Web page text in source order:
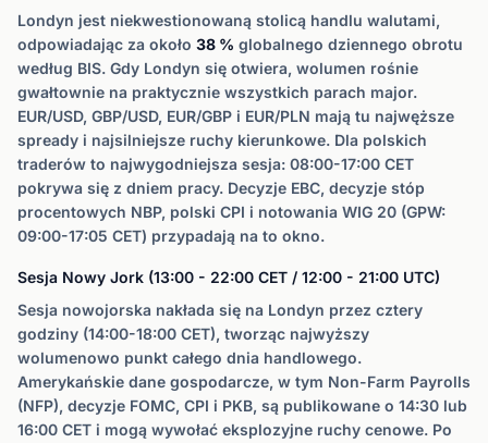
Londyn jest niekwestionowaną stolicą handlu walutami,
odpowiadając za około 38 % globalnego dziennego obrotu
według BIS. Gdy Londyn się otwiera, wolumen rośnie
gwałtownie na praktycznie wszystkich parach major.
EUR/USD, GBP/USD, EUR/GBP i EUR/PLN mają tu najwęższe
spready i najsilniejsze ruchy kierunkowe. Dla polskich
traderów to najwygodniejsza sesja: 08:00-17:00 CET
pokrywa się z dniem pracy. Decyzje EBC, decyzje stóp
procentowych NBP, polski CPI i notowania WIG 20 (GPW:
09:00-17:05 CET) przypadają na to okno.
Sesja Nowy Jork (13:00 - 22:00 CET / 12:00 - 21:00 UTC)
Sesja nowojorska nakłada się na Londyn przez cztery
godziny (14:00-18:00 CET), tworząc najwyższy
wolumenowo punkt całego dnia handlowego.
Amerykańskie dane gospodarcze, w tym Non-Farm Payrolls
(NFP), decyzje FOMC, CPI i PKB, są publikowane o 14:30 lub
16:00 CET i mogą wywołać eksplozyjne ruchy cenowe. Po